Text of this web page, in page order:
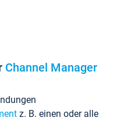
Channel Manager
z. B. einen oder alle